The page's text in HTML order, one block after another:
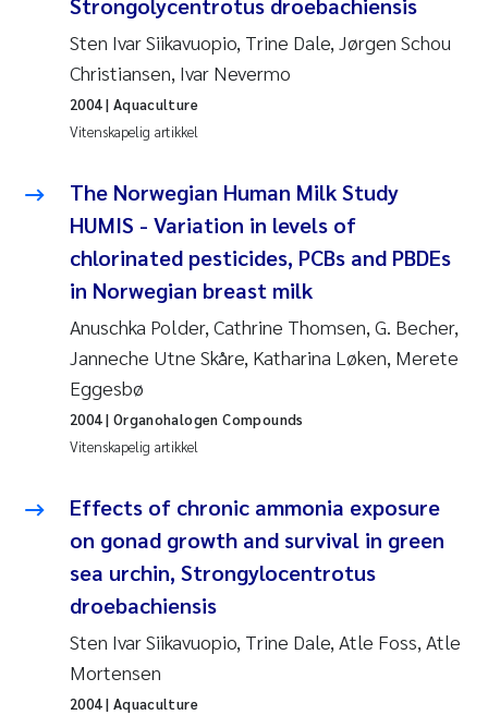
Anastasia Georgantzopoulou
Roar Brænden
Merete Schøyen
Camilla With Fagerli
Lena Haugland Moen
Medyan Esam Ghareeb
Prem Chand
Thorjørn Larssen
Li Xie
Susanne Jøntvedt Jørgensen
Strongolycentrotus droebachiensis
Sten Ivar Siikavuopio, Trine Dale, Jørgen Schou
Christiansen, Ivar Nevermo
Vitenskapelig artikkel
2004| Aquaculture
The Norwegian Human Milk Study
HUMIS - Variation in levels of
chlorinated pesticides, PCBs and PBDEs
in Norwegian breast milk
Anuschka Polder, Cathrine Thomsen, G. Becher,
Janneche Utne Skåre, Katharina Løken, Merete
Eggesbø
Vitenskapelig artikkel
2004| Organohalogen Compounds
Effects of chronic ammonia exposure
on gonad growth and survival in green
sea urchin, Strongylocentrotus
droebachiensis
Sten Ivar Siikavuopio, Trine Dale, Atle Foss, Atle
Mortensen
2004| Aquaculture